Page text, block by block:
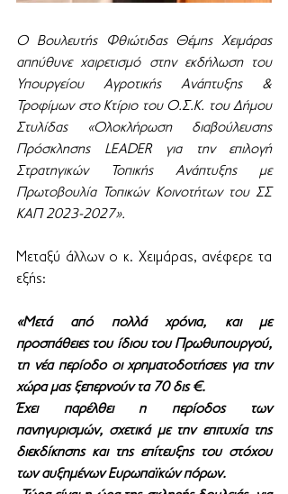
Ο Βουλευτής Φθιώτιδας Θέμης Χειμάρας
απηύθυνε χαιρετισμό στην εκδήλωση του
Υπουργείου Αγροτικής Ανάπτυξης &
Τροφίμων στο Κτίριο του Ο.Σ.Κ. του Δήμου
Στυλίδας «Ολοκλήρωση διαβούλευσης
Πρόσκλησης LEADER για την επιλογή
Στρατηγικών Τοπικής Ανάπτυξης με
Πρωτοβουλία Τοπικών Κοινοτήτων του ΣΣ
ΚΑΠ 2023-2027».
Μεταξύ άλλων ο κ. Χειμάρας, ανέφερε τα
εξής:
«Μετά από πολλά χρόνια, και με
προσπάθειες του ίδιου του Πρωθυπουργού,
τη νέα περίοδο οι χρηματοδοτήσεις για την
χώρα μας ξεπερνούν τα 70 δις €.
Έχει παρέλθει η περίοδος των
πανηγυρισμών, σχετικά με την επιτυχία της
διεκδίκησης και της επίτευξης του στόχου
των αυξημένων Ευρωπαϊκών πόρων.